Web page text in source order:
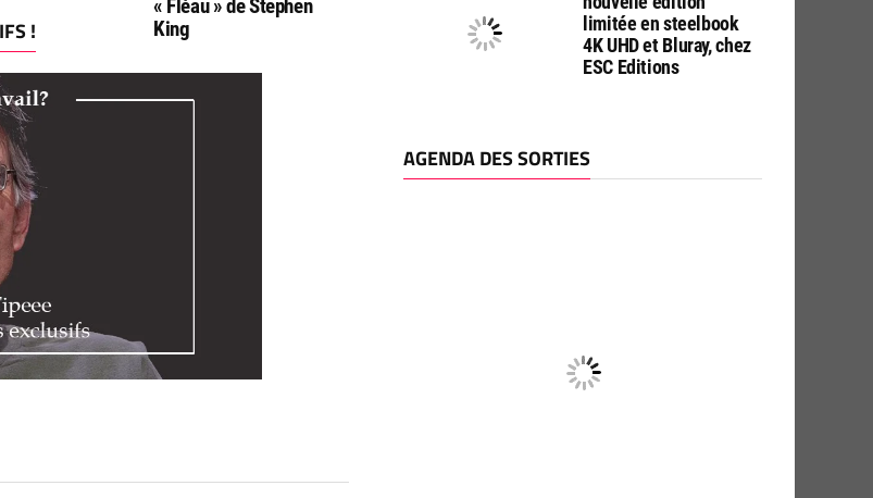
« Fléau » de Stephen
King
!
limitée en steelbook
4K UHD et Bluray, chez
ESC Editions
AGENDA DES SORTIES